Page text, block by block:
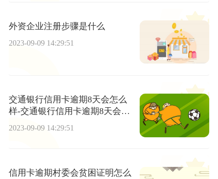
外资企业注册步骤是什么
2023-09-09 14:29:51
交通银行信用卡逾期8天会怎么
样-交通银行信用卡逾期8天会怎
2023-09-09 14:29:51
信用卡逾期村委会贫困证明怎么